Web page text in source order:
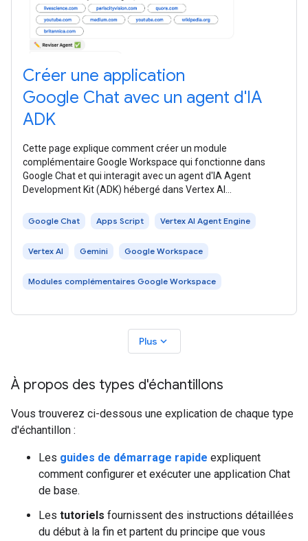
Créer une application
Google Chat avec un agent d'IA
ADK
Cette page explique comment créer un module
complémentaire Google Workspace qui fonctionne dans
Google Chat et qui interagit avec un agent d'IA Agent
Development Kit (ADK) hébergé dans Vertex AI
Google Chat Apps Script Vertex AI Agent Engine
Vertex AI Gemini Google Workspace
Modules complémentaires Google Workspace
Plus expand_more
À propos des types d'échantillons
Vous trouverez ci-dessous une explication de chaque type
d'échantillon :
Les guides de démarrage rapide expliquent
comment configurer et exécuter une application Chat
de base.
Les tutoriels fournissent des instructions détaillées
du début à la fin et partent du principe que vous